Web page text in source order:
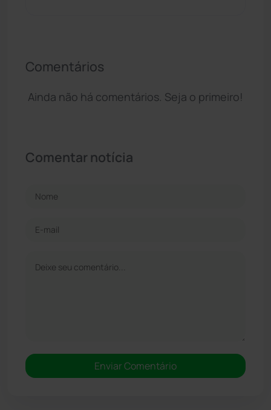
Comentários
Ainda não há comentários. Seja o primeiro!
Comentar notícia